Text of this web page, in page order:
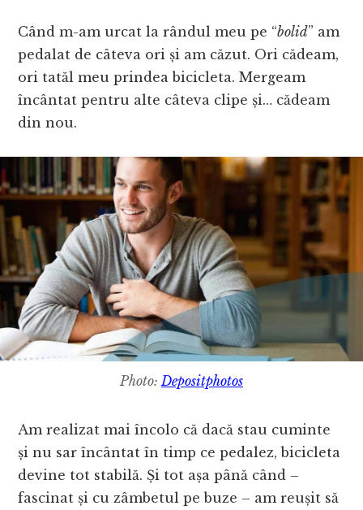
Când m-am urcat la rândul meu pe “bolid” am
pedalat de câteva ori și am căzut. Ori cădeam,
ori tatăl meu prindea bicicleta. Mergeam
încântat pentru alte câteva clipe și… cădeam
din nou.
Photo:Depositphotos
Am realizat mai încolo că dacă stau cuminte
și nu sar încântat în timp ce pedalez, bicicleta
devine tot stabilă. Și tot așa până când –
fascinat și cu zâmbetul pe buze – am reușit să